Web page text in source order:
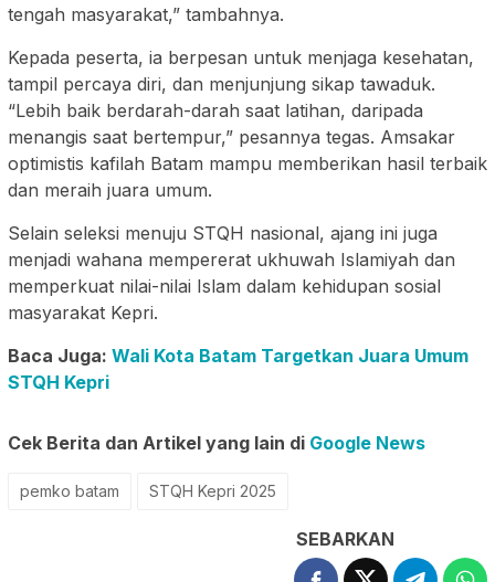
tengah masyarakat,” tambahnya.
Kepada peserta, ia berpesan untuk menjaga kesehatan,
tampil percaya diri, dan menjunjung sikap tawaduk.
“Lebih baik berdarah-darah saat latihan, daripada
menangis saat bertempur,” pesannya tegas. Amsakar
optimistis kafilah Batam mampu memberikan hasil terbaik
dan meraih juara umum.
Selain seleksi menuju STQH nasional, ajang ini juga
menjadi wahana mempererat ukhuwah Islamiyah dan
memperkuat nilai-nilai Islam dalam kehidupan sosial
masyarakat Kepri.
Baca Juga: Wali Kota Batam Targetkan Juara Umum
STQH Kepri
Cek Berita dan Artikel yang lain di Google News
pemko batam STQH Kepri 2025
SEBARKAN